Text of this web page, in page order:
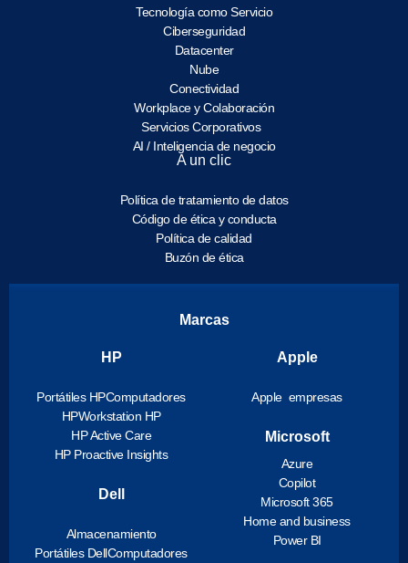
Tecnología como Servicio
Ciberseguridad
Datacenter
Nube
Conectividad
Workplace y Colaboración
Servicios Corporativos
AI / Inteligencia de negocio
A un clic
Política de tratamiento de datos
Código de ética y conducta
Política de calidad
Buzón de ética
Marcas
HP
Portátiles HPComputadores
HPWorkstation HP
HP Active Care
HP Proactive Insights
Dell
Almacenamiento
Portátiles DellComputadores
Apple
Apple empresas
Microsoft
Azure
Copilot
Microsoft 365
Home and business
Power BI